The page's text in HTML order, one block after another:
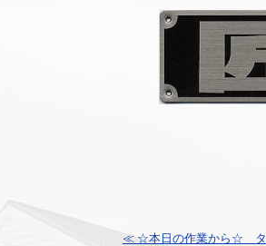
≪ ☆本日の作業から☆ タ